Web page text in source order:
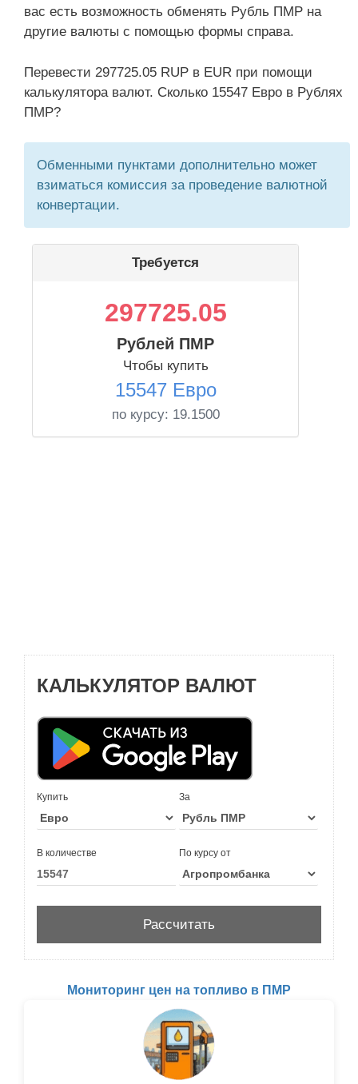
вас есть возможность обменять Рубль ПМР на
другие валюты с помощью формы справа.
Перевести 297725.05 RUP в EUR при помощи
калькулятора валют. Сколько 15547 Евро в Рублях
ПМР?
Обменными пунктами дополнительно может
взиматься комиссия за проведение валютной
конвертации.
Требуется
297725.05
Рублей ПМР
Чтобы купить
15547 Евро
по курсу: 19.1500
КАЛЬКУЛЯТОР ВАЛЮТ
Купить За
В количестве По курсу от
Мониторинг цен на топливо в ПМР